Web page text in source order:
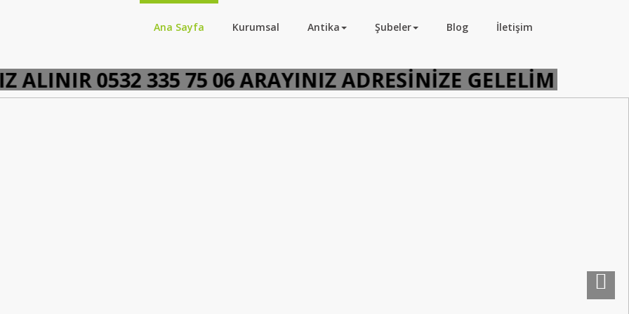
Ana Sayfa Kurumsal Antika Şubeler Blog İletişim
0532 335 75 06 ARAYINIZ ADRESİNİZE GELELİM